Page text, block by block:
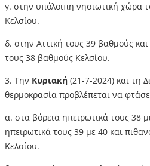
γ. στην υπόλοιπη νησιωτική χώρα
Κελσίου.
δ. στην Αττική τους 39 βαθμούς
τους 38 βαθμούς Κελσίου.
3. Την Κυριακή (21-7-2024) και τη
θερμοκρασία προβλέπεται να
α. στα βόρεια ηπειρωτικά τους 38
ηπειρωτικά τους 39 με 40 και
Κελσίου.